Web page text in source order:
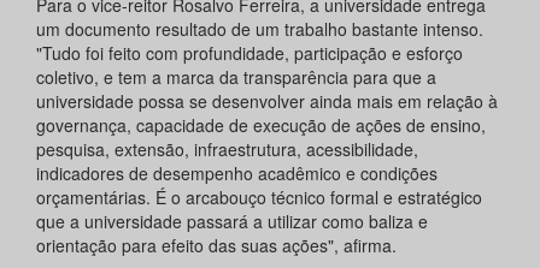
Para o vice-reitor Rosalvo Ferreira, a universidade entrega
um documento resultado de um trabalho bastante intenso.
"Tudo foi feito com profundidade, participação e esforço
coletivo, e tem a marca da transparência para que a
universidade possa se desenvolver ainda mais em relação à
governança, capacidade de execução de ações de ensino,
pesquisa, extensão, infraestrutura, acessibilidade,
indicadores de desempenho acadêmico e condições
orçamentárias. É o arcabouço técnico formal e estratégico
que a universidade passará a utilizar como baliza e
orientação para efeito das suas ações", afirma.